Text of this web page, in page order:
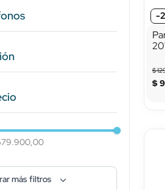
niños
(conducción ósea)
más filtros
-
$
$